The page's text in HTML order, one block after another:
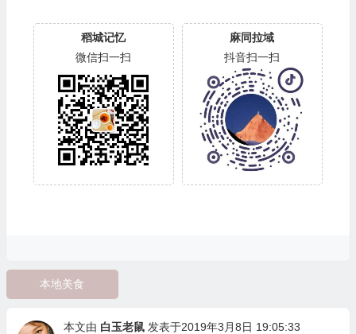
稻城记忆
微信扫一扫
麻同拉域
抖音扫一扫
本地美食
本文由 白玉老鼠 发表于2019年3月8日 19:05:33